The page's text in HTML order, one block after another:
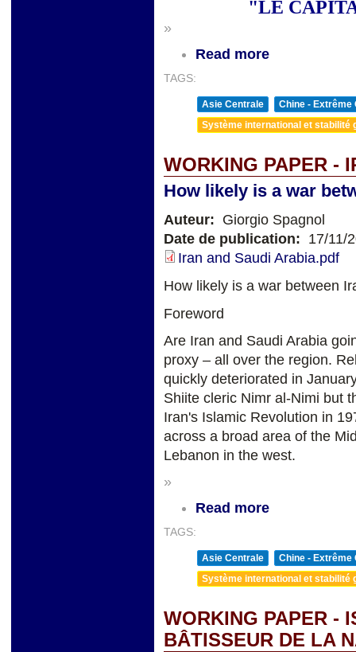
"LE
»
Read more
TAGS:
Asie Centrale
Chine - Extrême
Système international et stabilité
WORKING PAPER -
How likely is a war
Auteur: Giorgio Spagnol
Date de publication: 17/11/
Iran and Saudi Arabia.pdf
How likely is a war between
Foreword
Are Iran and Saudi Arabia
proxy – all over the region.
quickly deteriorated in
Shiite cleric Nimr al-Nimi but
Iran's Islamic Revolution in
across a broad area of the
Lebanon in the west.
»
Read more
TAGS:
Asie Centrale
Chine - Extrême
Système international et stabilité
WORKING PAPER -
BÂTISSEUR DE LA